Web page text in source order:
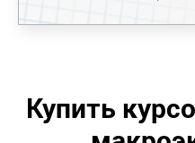
Купить